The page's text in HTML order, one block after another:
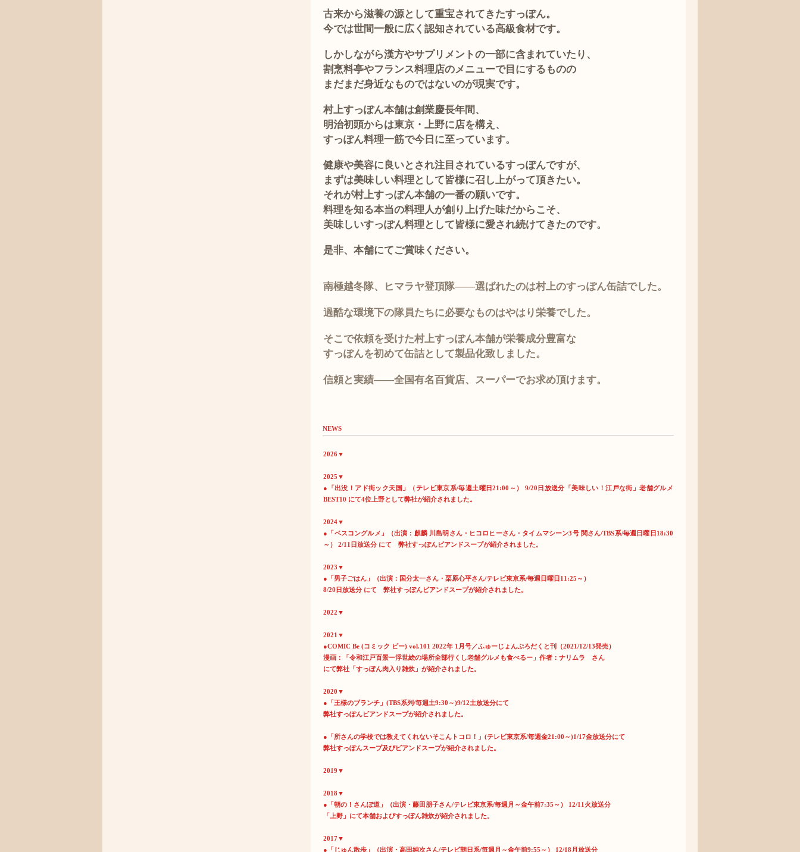
古来から滋養の源として重宝されてきたすっぽん。
今では世間一般に広く認知されている高級食材です。
しかしながら漢方やサプリメントの一部に含まれていたり、
割烹料亭やフランス料理店のメニューで目にするものの
まだまだ身近なものではないのが現実です。
村上すっぽん本舗は創業慶長年間、
明治初頭からは東京・上野に店を構え、
すっぽん料理一筋で今日に至っています。
健康や美容に良いとされ注目されているすっぽんですが、
まずは美味しい料理として皆様に召し上がって頂きたい。
それが村上すっぽん本舗の一番の願いです。
料理を知る本当の料理人が創り上げた味だからこそ、
美味しいすっぽん料理として皆様に愛され続けてきたのです。
是非、本舗にてご賞味ください。
南極越冬隊、ヒマラヤ登頂隊――選ばれたのは村上のすっぽん缶詰でした。
過酷な環境下の隊員たちに必要なものはやはり栄養でした。
そこで依頼を受けた村上すっぽん本舗が栄養成分豊富な
すっぽんを初めて缶詰として製品化致しました。
信頼と実績――全国有名百貨店、スーパーでお求め頂けます。
NEWS
2026▼
2025▼
●「出没！アド街ック天国」（テレビ東京系/毎週土曜日21:00～） 9/20日放送分「美味しい！江戸な街」老舗グルメ
BEST10 にて4位上野として弊社が紹介されました。
2024▼
●「ベスコングルメ」（出演：麒麟 川島明さん・ヒコロヒーさん・タイムマシーン3号 関さん/TBS系/毎週日曜日18:30
～） 2/11日放送分 にて 弊社すっぽんビアンドスープが紹介されました。
2023▼
●「男子ごはん」（出演：国分太一さん・栗原心平さん/テレビ東京系/毎週日曜日11:25～）
8/20日放送分 にて 弊社すっぽんビアンドスープが紹介されました。
2022▼
2021▼
●COMIC Be (コミック ビー) vol.101 2022年 1月号／ふゅーじょんぷろだくと刊（2021/12/13発売）
漫画：「令和江戸百景ー浮世絵の場所全部行くし老舗グルメも食べるー」作者：ナリムラ さん
にて弊社「すっぽん肉入り雑炊」が紹介されました。
2020▼
●「王様のブランチ」(TBS系列/毎週土9:30～)9/12土放送分にて
弊社すっぽんビアンドスープが紹介されました。
●「所さんの学校では教えてくれないそこんトコロ！」(テレビ東京系/毎週金21:00～)1/17金放送分にて
弊社すっぽんスープ及びビアンドスープが紹介されました。
2019▼
2018▼
●「朝の！さんぽ道」（出演・藤田朋子さん/テレビ東京系/毎週月～金午前7:35～） 12/11火放送分
「上野」にて本舗およびすっぽん雑炊が紹介されました。
2017▼
●「じゅん散歩」（出演・高田純次さん/テレビ朝日系/毎週月～金午前9:55～） 12/18月放送分